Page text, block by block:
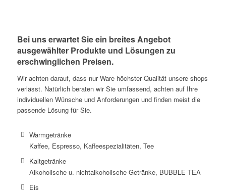
Bei uns erwartet Sie ein breites Angebot
ausgewählter Produkte und Lösungen zu
erschwinglichen Preisen.
Wir achten darauf, dass nur Ware höchster Qualität unsere shops
verlässt. Natürlich beraten wir Sie umfassend, achten auf Ihre
individuellen Wünsche und Anforderungen und finden meist die
passende Lösung für Sie.
Warmgetränke
Kaffee, Espresso, Kaffeespezialitäten, Tee
Kaltgetränke
Alkoholische u. nichtalkoholische Getränke, BUBBLE TEA
Eis